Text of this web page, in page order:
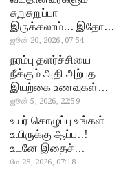
சுறுசுறுப்பா
இருக்கலாம்… இதோ
சூப்பர் உணவுகள்!
ஜூன் 20, 2026, 07:54
நரம்பு தளர்ச்சியை
நீக்கும் அதி அற்புத
இயற்கை உணவுகள்…
தவற விட்டுறாதீங்க!
ஜூன் 5, 2026, 22:59
உயர் கொழுப்பு உங்கள்
உயிருக்கு ஆப்பு..!
உடனே இதைச்
செய்யுங்க!
மே 28, 2026, 07:18